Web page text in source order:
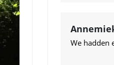
We hadden